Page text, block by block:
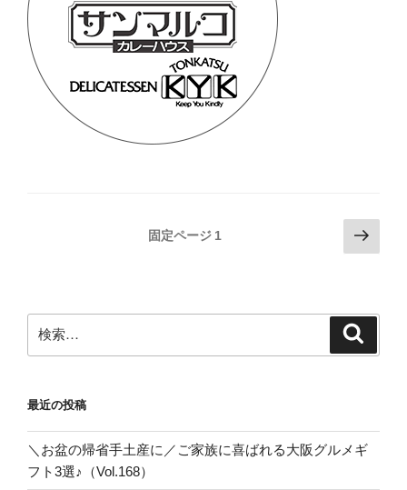
ー
ジ
り
固定ページ 1
次
の
ジ
索:
最近の投稿
＼お盆の帰省手土産に／ご家族に喜ばれる大阪グルメギ
フト3選♪（Vol.168）